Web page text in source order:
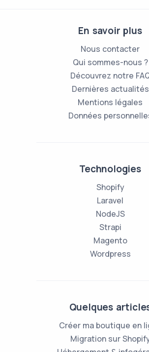
En savoir plus
Nous contacter
Qui sommes-nous ?
Découvrez notre
Dernières actualités
Mentions légales
Données
Technologies
Shopify
Laravel
NodeJS
Strapi
Magento
Wordpress
Quelques
Créer ma boutique en
Migration sur